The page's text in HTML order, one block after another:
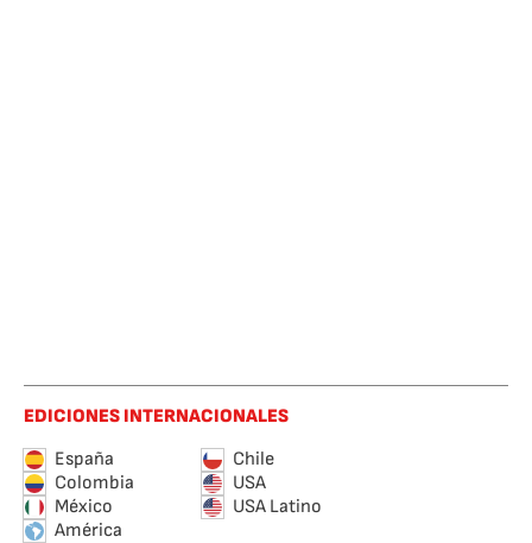
EDICIONES INTERNACIONALES
España
Chile
Colombia
USA
México
USA Latino
América